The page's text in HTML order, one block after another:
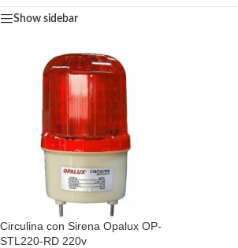
Show sidebar
Circulina con Sirena Opalux OP-
STL220-RD 220v